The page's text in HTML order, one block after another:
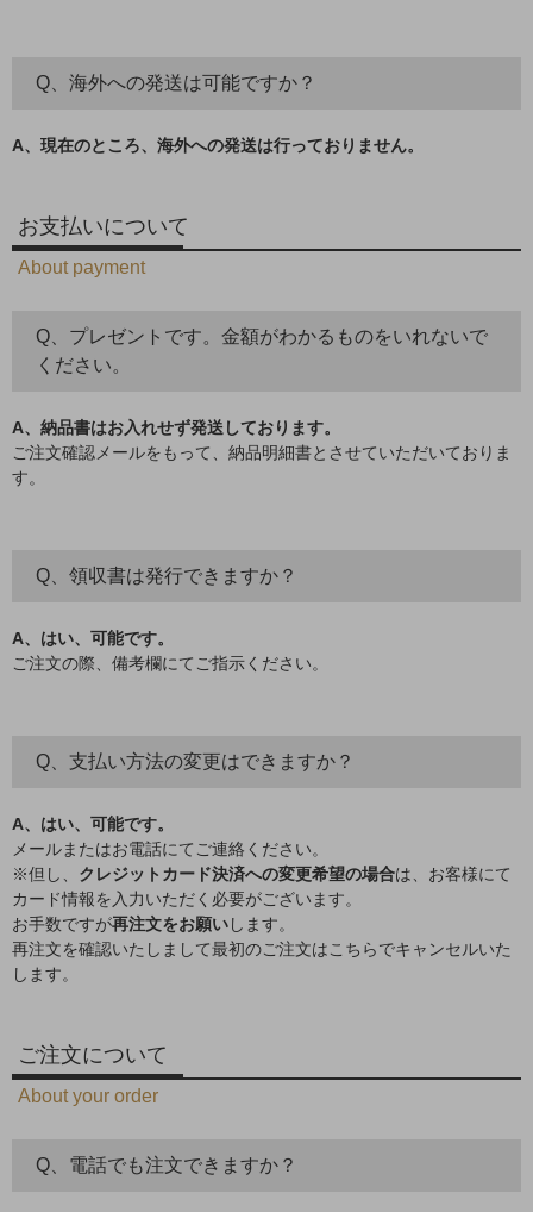
Q、海外への発送は可能ですか？
A、現在のところ、海外への発送は行っておりません。
お支払いについて
About payment
Q、プレゼントです。金額がわかるものをいれないで
ください。
A、納品書はお入れせず発送しております。
ご注文確認メールをもって、納品明細書とさせていただいておりま
す。
Q、領収書は発行できますか？
A、はい、可能です。
ご注文の際、備考欄にてご指示ください。
Q、支払い方法の変更はできますか？
A、はい、可能です。
メールまたはお電話にてご連絡ください。
※但し、 クレジットカード決済への変更希望の場合は、お客様にて
カード情報を入力いただく必要がございます。
お手数ですが再注文をお願いします。
再注文を確認いたしまして最初のご注文はこちらでキャンセルいた
します。
ご注文について
About your order
Q、電話でも注文できますか？